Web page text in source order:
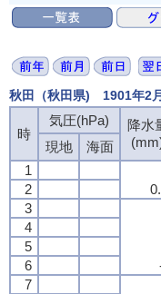
秋田（秋田県) 1901年2
時
気圧(hPa)
降水
現地
海面
1
2
3
4
5
6
7